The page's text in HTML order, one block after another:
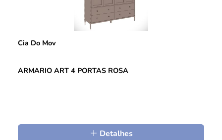
Cia Do Mov
ARMARIO ART 4 PORTAS ROSA
Detalhes